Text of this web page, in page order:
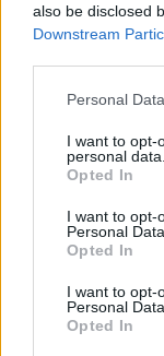
also be disclosed
Downstream
Please note that
not limited to
grant or deny
use your data for
consent section.
Personal
I want to opt-
personal data.
Opted In
I want to opt-
Personal Data.
Opted In
I want to opt-
Personal
Opted In
A császár
újjáépítését
későbbi
támogatása
emlegették.
A Szentély
ártani,